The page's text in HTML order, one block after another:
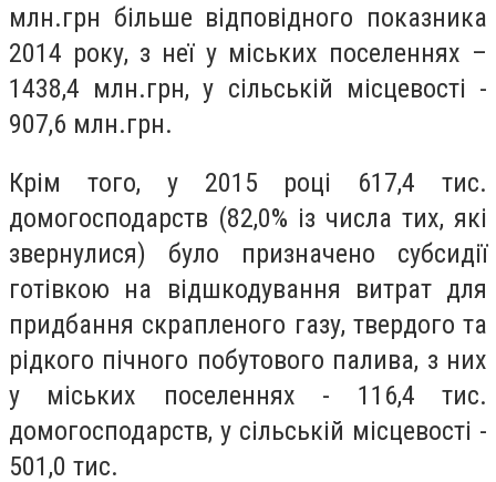
млн.грн більше відповідного показника
2014 року, з неї у міських поселеннях –
1438,4 млн.грн, у сільській місцевості -
907,6 млн.грн.
Крім того, у 2015 році 617,4 тис.
домогосподарств (82,0% із числа тих, які
звернулися) було призначено субсидії
готівкою на відшкодування витрат для
придбання скрапленого газу, твердого та
рідкого пічного побутового палива, з них
у міських поселеннях - 116,4 тис.
домогосподарств, у сільській місцевості -
501,0 тис.